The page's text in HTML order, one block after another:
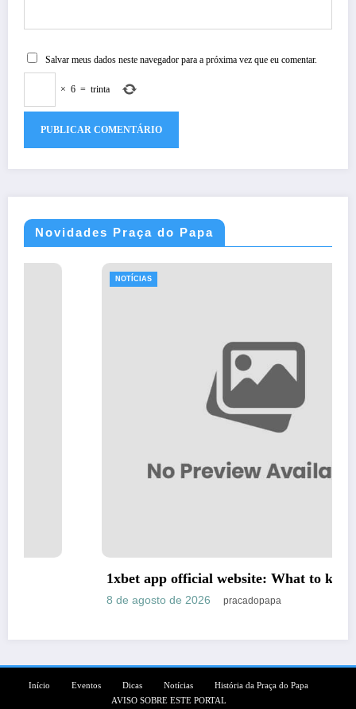
Salvar meus dados neste navegador para a próxima vez que eu comentar.
× 6 = trinta
Novidades Praça do Papa
1xbet app official website: What to know
8 de agosto de 2026 pracadopapa
Início Eventos Dicas Notícias
História da Praça do Papa
AVISO SOBRE ESTE PORTAL